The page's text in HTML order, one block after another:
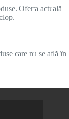
Oferta actuală
care nu se află în